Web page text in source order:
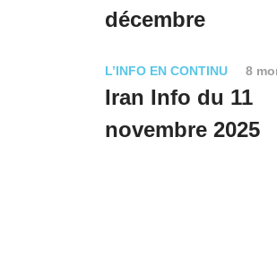
décembre
L’INFO EN CONTINU 8
Iran Info du 11
novembre 2025